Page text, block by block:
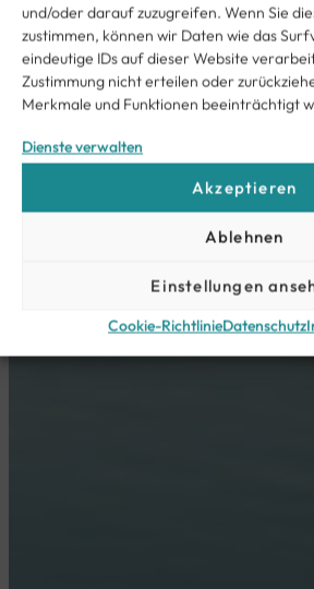
und/oder darauf zuzugreifen. Wenn Sie
zustimmen, können wir Daten wie das
eindeutige IDs auf dieser Website
Zustimmung nicht erteilen oder
Merkmale und Funktionen beeinträchtigt
Dienste verwalten
Akzeptieren
Ablehnen
Einstellungen
Cookie-RichtlinieDatenschutz